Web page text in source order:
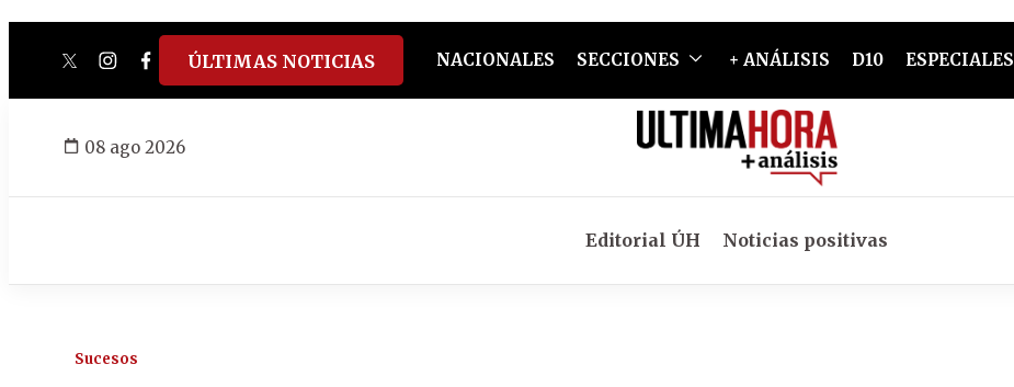
twitterinstagram
facebook
tiktokyoutube
spotify
ÚLTIMAS NOTICIAS NACIONALES SECCIONES + ANÁLISIS D10 ESPECIALES
08 ago 2026
Editorial ÚH Noticias positivas
Sucesos